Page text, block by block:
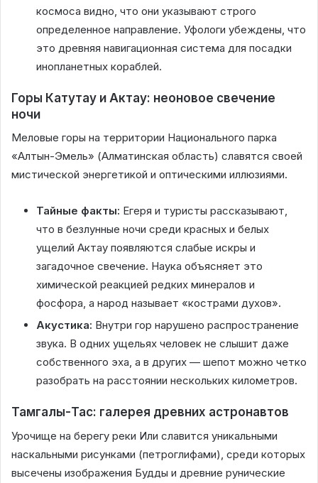
космоса видно, что они указывают строго
определенное направление. Уфологи убеждены, что
это древняя навигационная система для посадки
инопланетных кораблей.
Горы Катутау и Актау: неоновое свечение
ночи
Меловые горы на территории Национального парка
«Алтын-Эмель» (Алматинская область) славятся своей
мистической энергетикой и оптическими иллюзиями.
Тайные факты: Егеря и туристы рассказывают,
что в безлунные ночи среди красных и белых
ущелий Актау появляются слабые искры и
загадочное свечение. Наука объясняет это
химической реакцией редких минералов и
фосфора, а народ называет «кострами духов».
Акустика: Внутри гор нарушено распространение
звука. В одних ущельях человек не слышит даже
собственного эха, а в других — шепот можно четко
разобрать на расстоянии нескольких километров.
Тамгалы-Тас: галерея древних астронавтов
Урочище на берегу реки Или славится уникальными
наскальными рисунками (петроглифами), среди которых
высечены изображения Будды и древние рунические